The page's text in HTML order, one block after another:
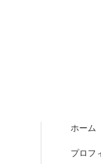
ホーム
プロフ